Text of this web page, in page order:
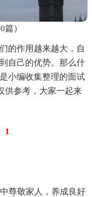
）
的作用越来越大，自
自己的优势。那么什
小编收集整理的面试
供参考，大家一起来
1
尊敬家人，养成良好